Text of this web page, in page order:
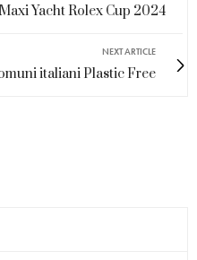
Yacht Rolex Cup 2024
NEXT ARTICLE
italiani Plastic Free